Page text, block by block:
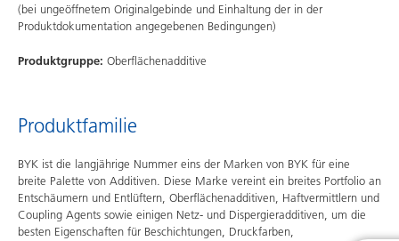
(bei ungeöffnetem Originalgebinde und Einhaltung der in der
Produktdokumentation angegebenen Bedingungen)
Produktgruppe: Oberflächenadditive
Produktfamilie
BYK ist die langjährige Nummer eins der Marken von BYK für eine
breite Palette von Additiven. Diese Marke vereint ein breites Portfolio an
Entschäumern und Entlüftern, Oberflächenadditiven, Haftvermittlern und
Coupling Agents sowie einigen Netz- und Dispergieradditiven, um die
besten Eigenschaften für Beschichtungen, Druckfarben,